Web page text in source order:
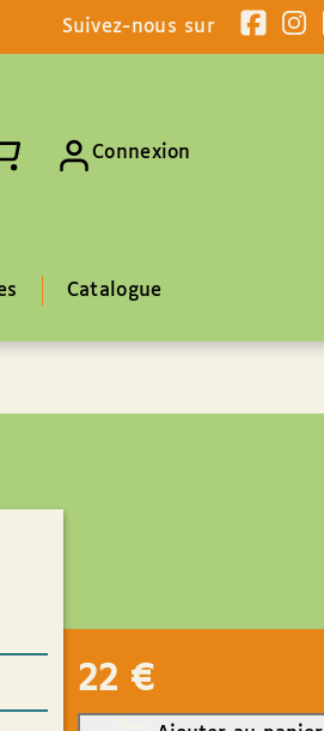
Suivez-nous sur
Connexion
Catalogue
22 €